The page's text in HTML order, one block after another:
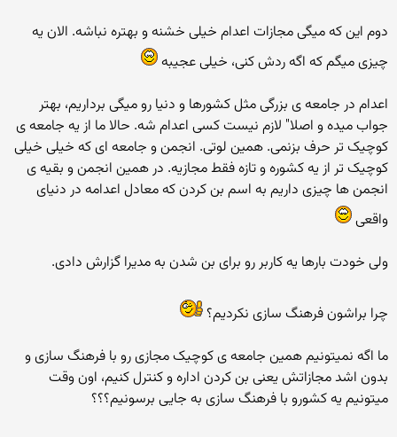
دوم این که میگی مجازات اعدام خیلی خشنه و بهتره نباشه. الان یه
چیزی میگم که اگه ردش کنی، خیلی عجیبه
اعدام در جامعه ی بزرگی مثل کشورها و دنیا رو میگی برداریم، بهتر
جواب میده و اصلا" لازم نیست کسی اعدام شه. حالا ما از یه جامعه ی
کوچیک تر حرف بزنمی. همین لوتی. انجمن و جامعه ای که خیلی خیلی
کوچیک تر از یه کشوره و تازه فقط مجازیه. در همین انجمن و بقیه ی
انجمن ها چیزی داریم به اسم بن کردن که معادل اعدامه در دنیای
واقعی
ولی خودت بارها یه کاربر رو برای بن شدن به مدیرا گزارش دادی.
چرا براشون فرهنگ سازی نکردیم؟
ما اگه نمیتونیم همین جامعه ی کوچیک مجازی رو با فرهنگ سازی و
بدون اشد مجازاتش یعنی بن کردن اداره و کنترل کنیم، اون وقت
میتونیم یه کشورو با فرهنگ سازی به جایی برسونیم؟؟؟